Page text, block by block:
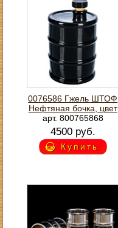
0076586 Гжель ШТОФ
Нефтяная бочка, цвет
арт. 800765868
4500 руб.
Купить